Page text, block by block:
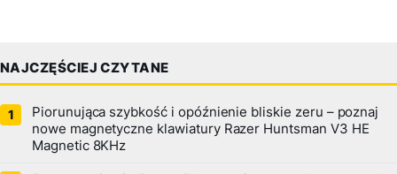
NAJCZĘŚCIEJ CZYTANE
Piorunująca szybkość i opóźnienie bliskie zeru – poznaj
nowe magnetyczne klawiatury Razer Huntsman V3 HE
Magnetic 8KHz